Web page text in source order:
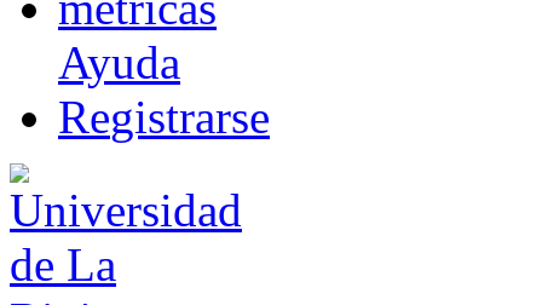
Ayuda
Registrarse